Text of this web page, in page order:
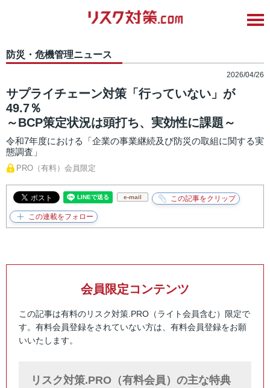
防災・危機管理ニュース
2026/04/26
サプライチェーン対策「行っていない」が
49.7％
～BCP策定状況は頭打ち、実効性に課題～
令和7年度における「企業の事業継続及び防災の取組に関する実
態調査」
PRO（有料）会員限定
e-mail
会員限定コンテンツ
この記事は有料のリスク対策.PRO（ライト会員含む）限定で
す。有料会員登録をされていない方は、有料会員登録をお願
いいたします。
リスク対策.PRO（有料会員）の主な特典